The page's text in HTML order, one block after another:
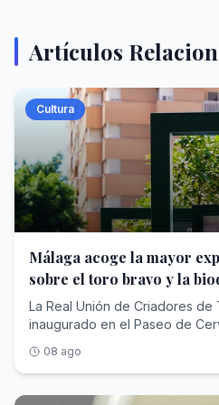
Artículos
Cultura
Málaga acoge la mayor
sobre el toro bravo y la
La Real Unión de Criadores de
inaugurado en el Paseo de
biodiversidad» , una propuesta
impulsada por la Diputación
de la programación del 150
08 ago